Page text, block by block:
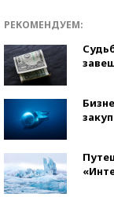
РЕКОМЕНДУЕМ: